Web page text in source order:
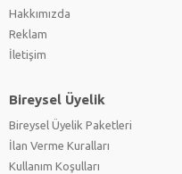
Hakkımızda
Reklam
İletişim
Bireysel Üyelik
Bireysel Üyelik Paketleri
İlan Verme Kuralları
Kullanım Koşulları